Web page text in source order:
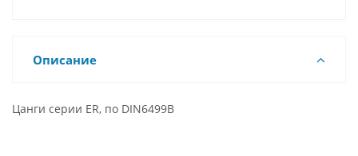
Описание
Цанги серии ER, по DIN6499B